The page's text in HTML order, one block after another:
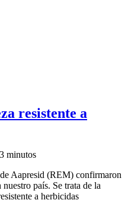
resistente a
3 minutos
Aapresid (REM) confirmaron
país. Se trata de la
a herbicidas